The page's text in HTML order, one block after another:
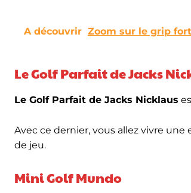
A découvrir Zoom sur le grip
Le Golf Parfait de Jacks
Le Golf Parfait de Jacks Nicklaus
Avec ce dernier, vous allez vivre
de jeu.
Mini Golf Mundo